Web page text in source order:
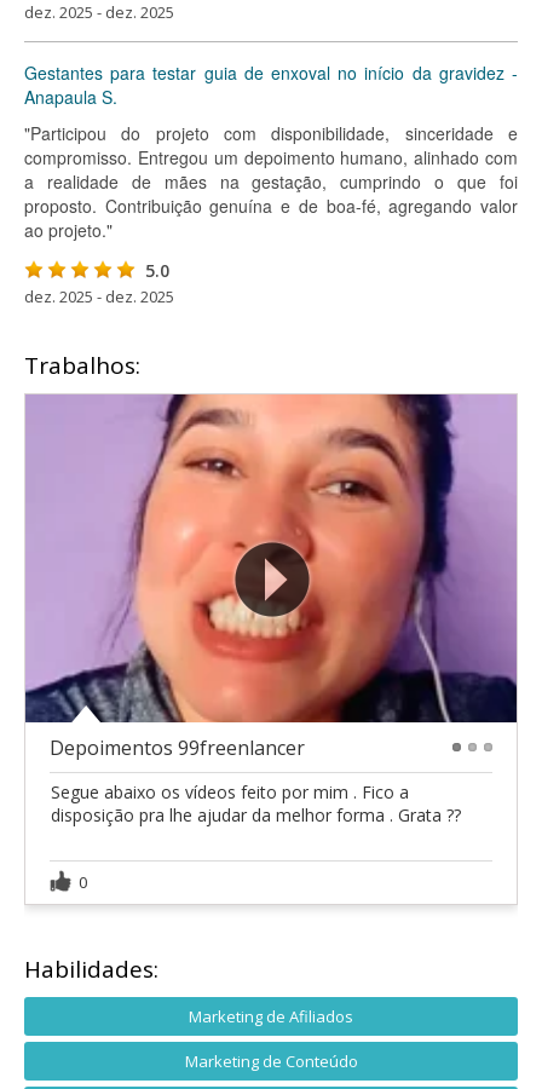
dez. 2025 - dez. 2025
Gestantes para testar guia de enxoval no início da gravidez -
Anapaula S.
"Participou do projeto com disponibilidade, sinceridade e
compromisso. Entregou um depoimento humano, alinhado com
a realidade de mães na gestação, cumprindo o que foi
proposto. Contribuição genuína e de boa-fé, agregando valor
ao projeto."
5.0
dez. 2025 - dez. 2025
Trabalhos:
Depoimentos 99freenlancer
Segue abaixo os vídeos feito por mim . Fico a
disposição pra lhe ajudar da melhor forma . Grata ??
0
Habilidades:
Marketing de Afiliados
Marketing de Conteúdo